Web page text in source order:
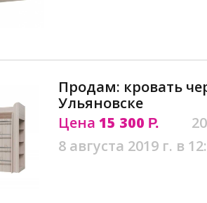
Продам: кровать
Ульяновске
Цена 15 300 Р.
8 августа 2019 г. в